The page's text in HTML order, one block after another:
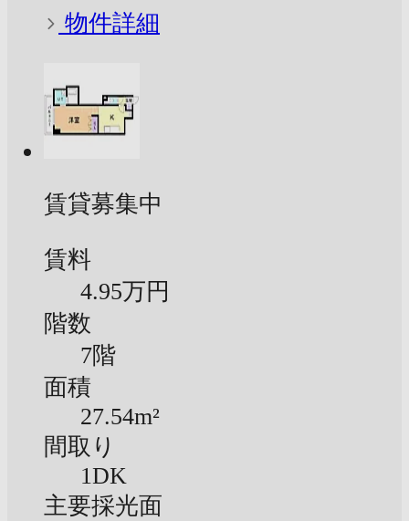
物件詳細
賃貸募集中
賃料
4.95万円
階数
7階
面積
27.54m²
間取り
1DK
主要採光面